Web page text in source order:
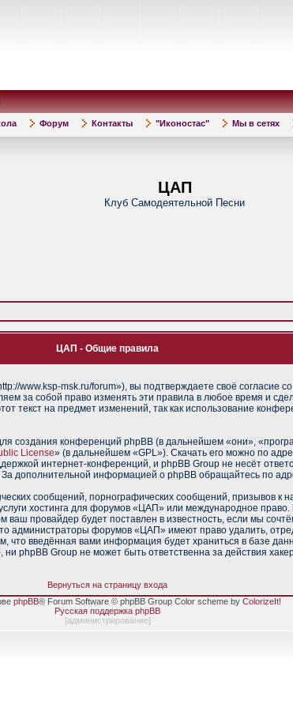
Форум Контакты "Иконостас" Мы в сетях
ЦАП
Клуб Самодеятельной Песни
ЦАП - Общие правила
msk.ru/forum»), вы подтверждаете своё согласие
за собой право изменять эти правила в любое время и
текст на предмет изменений, так как использование
создания конференций phpBB (в дальнейшем «они»,
License» (в дальнейшем «GPL»). Скачать его можно по
интернет-конференций, и phpBB Group не несёт
дополнительной информацией о phpBB обращайтесь по
сообщений, порнографических сообщений, призывов к
хостинга для форумов «ЦАП» или международное
провайдер будет поставлен в известность, если мы
администраторы форумов «ЦАП» имеют право удалить,
что введённая вами информация будет храниться в базе
Group не может быть ответственна за действия
Вернуться на страницу входа
phpBB® Forum Software © phpBB Group Color scheme by ColorizeIt!
Русская поддержка phpBB
[администрирование]